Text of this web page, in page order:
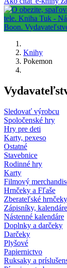
Knihy
Pokemon
Sledovať výrobcu
Spoločenské hry
Hry pre deti
Karty, pexeso
Ostatné
Stavebnice
Rodinné hry
Karty
Filmový
Hrnčeky a Fľaše
Zberateľské hrnčeky
Zápisníky, kalendáre
Nástenné kalendáre
Doplnky a darčeky
Darčeky
Plyšové
Papiernictvo
Ruksaky a